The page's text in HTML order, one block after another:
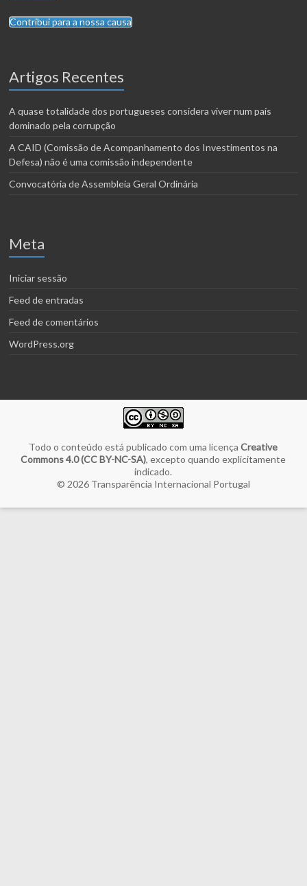
Contribui para a nossa causa
Artigos Recentes
A quase totalidade dos portugueses considera viver num país
dominado pela corrupção
A CAID (Comissão de Acompanhamento dos Investimentos na
Defesa) não é uma comissão independente
Convocatória de Assembleia Geral Ordinária
Meta
Iniciar sessão
Feed de entradas
Feed de comentários
WordPress.org
Todo o conteúdo está publicado com uma licençaCreative
Commons 4.0 (CC BY-NC-SA), excepto quando explicitamente
indicado.
© 2026 Transparência Internacional Portugal